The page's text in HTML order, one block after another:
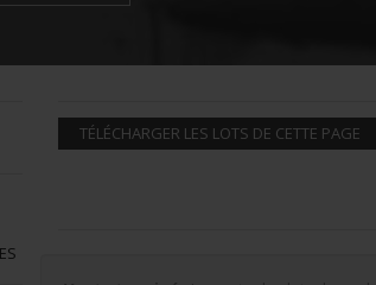
TÉLÉCHARGER LES LOTS DE CETTE PAGE